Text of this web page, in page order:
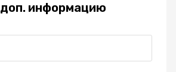
информацию